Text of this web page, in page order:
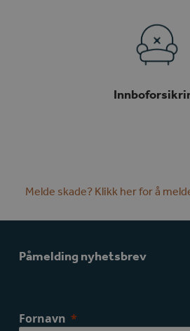
Melde skade? Klikk her for å
Påmelding nyhetsbrev
Fornavn